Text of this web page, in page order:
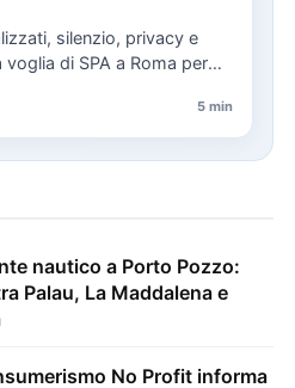
silenzio, privacy e
di SPA a Roma per
5 min
nautico a Porto Pozzo:
Palau, La Maddalena e
No Profit informa